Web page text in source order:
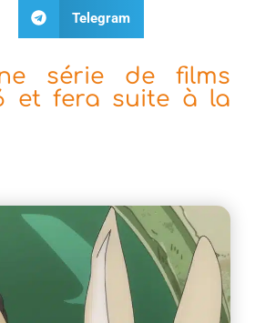
Telegram
série de films
et fera suite à la